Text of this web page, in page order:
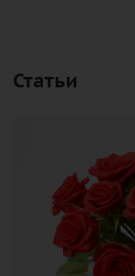
Статьи